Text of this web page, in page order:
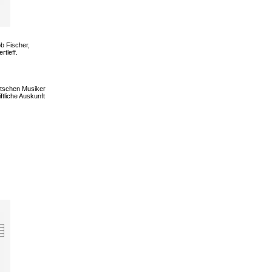
Fischer,
Musiker
Auskunft